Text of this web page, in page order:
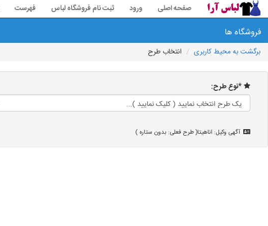
صفحه اصلی ورود ثبت نام فروشگاه لباس فهرست
فروشگاه ها
برگشت به محیط کاربری انتخاب طرح
*نوع طرح:
آگهی وکیل: اناهیتا( طرح فعلی: بدون ستاره )